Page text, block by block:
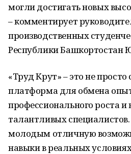
могли достигать новых
– комментирует
производственных
Республики Башкортостан
«Труд Крут» – это не просто
платформа для обмена
профессионального роста и
талантливых
молодым отличную
навыки в реальных